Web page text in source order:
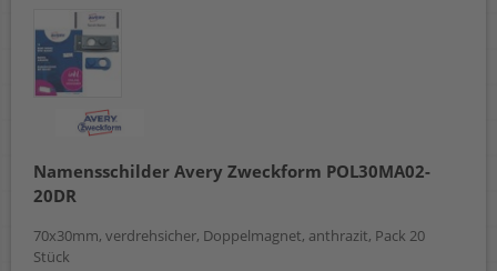
Namensschilder Avery Zweckform POL30MA02-
20DR
70x30mm, verdrehsicher, Doppelmagnet, anthrazit, Pack 20
Stück